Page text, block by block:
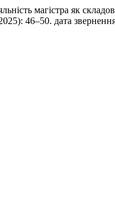
магістра як
46–50. дата